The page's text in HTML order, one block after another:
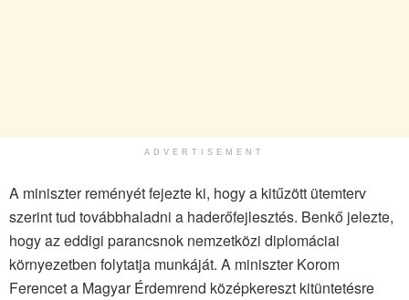
ADVERTISEMENT
A miniszter reményét fejezte ki, hogy a kitűzött ütemterv
szerint tud továbbhaladni a haderőfejlesztés. Benkő jelezte,
hogy az eddigi parancsnok nemzetközi diplomáciai
környezetben folytatja munkáját. A miniszter Korom
Ferencet a Magyar Érdemrend középkereszt kitüntetésre